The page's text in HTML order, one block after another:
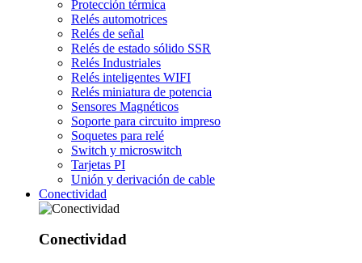
Protección térmica
Relés automotrices
Relés de señal
Relés de estado sólido SSR
Relés Industriales
Relés inteligentes WIFI
Relés miniatura de potencia
Sensores Magnéticos
Soporte para circuito impreso
Soquetes para relé
Switch y microswitch
Tarjetas PI
Unión y derivación de cable
Conectividad
Conectividad